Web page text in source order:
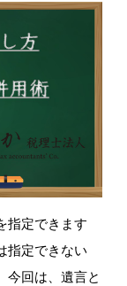
指定できます
指定できない
今回は、遺言と